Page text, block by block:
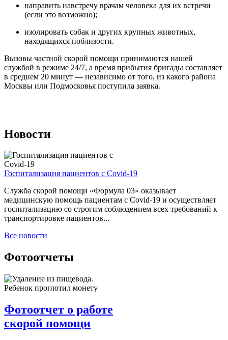
направить навстречу врачам человека для их встречи
(если это возможно);
изолировать собак и других крупных животных,
находящихся поблизости.
Вызовы частной скорой помощи принимаются нашей
службой в режиме 24/7, а время прибытия бригады составляет
в среднем 20 минут — независимо от того, из какого района
Москвы или Подмосковья поступила заявка.
Новости
Госпитализация пациентов с Covid-19
Служба скорой помощи «Формула 03» оказывает
медицинскую помощь пациентам с Covid-19 и осуществляет
госпитализацию со строгим соблюдением всех требований к
транспортировке пациентов...
Все новости
Фотоотчеты
Фотоотчет о работе
скорой помощи